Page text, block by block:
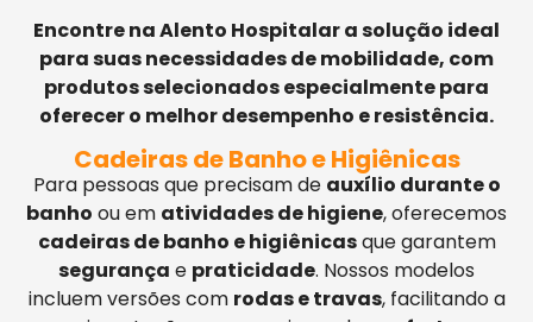
Encontre na Alento Hospitalar a solução ideal
para suas necessidades de mobilidade, com
produtos selecionados especialmente para
oferecer o melhor desempenho e resistência.
Cadeiras de Banho e Higiênicas
Para pessoas que precisam de auxílio durante o
banho ou em atividades de higiene, oferecemos
cadeiras de banho e higiênicasque garantem
segurança e praticidade. Nossos modelos
incluem versões com rodas e travas, facilitando a